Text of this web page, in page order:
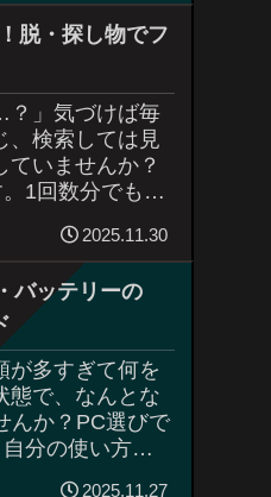
脱・探し物でフ
？」気づけば毎
、検索しては見
いませんか？
1回数分でも、
いうレベ...
2025.11.30
バッテリーの
が多すぎて何を
で、なんとな
んか？PC選びで
分の使い方に
た...
2025.11.27